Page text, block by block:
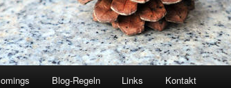
Blog-Regeln Links Kontakt